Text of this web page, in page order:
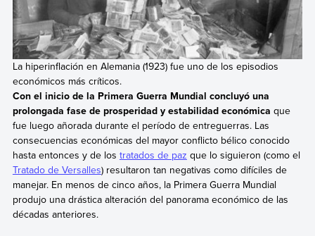
La hiperinflación en Alemania (1923) fue uno de los episodios
económicos más críticos.
Con el inicio de la Primera Guerra Mundial concluyó una
prolongada fase de prosperidad y estabilidad económica que
fue luego añorada durante el período de entreguerras. Las
consecuencias económicas del mayor conflicto bélico conocido
hasta entonces y de los tratados de paz que lo siguieron (como el
Tratado de Versalles) resultaron tan negativas como difíciles de
manejar. En menos de cinco años, la Primera Guerra Mundial
produjo una drástica alteración del panorama económico de las
décadas anteriores.